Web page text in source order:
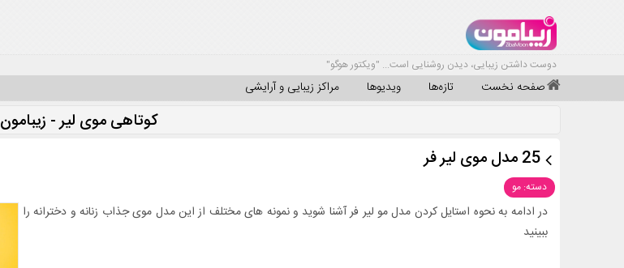
دوست داشتن زیبایی، دیدن روشنایی است... "ویکتور هوگو"
صفحه نخست تازه‌ها ویدیوها مراکز زیبایی و آرایشی
کوتاهی موی لیر - زیبامون
25 مدل موی لیر فر
دسته: مو
در ادامه به نحوه استایل کردن مدل مو لیر فر آشنا شوید و نمونه های مختلف از این مدل موی جذاب زنانه و دخترانه را
ببینید